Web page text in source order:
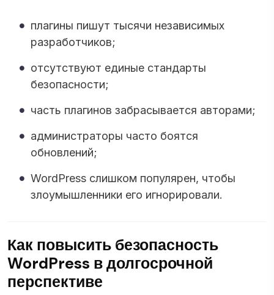
плагины пишут тысячи независимых
разработчиков;
отсутствуют единые стандарты
безопасности;
часть плагинов забрасывается авторами;
администраторы часто боятся
обновлений;
WordPress слишком популярен, чтобы
злоумышленники его игнорировали.
Как повысить безопасность
WordPress в долгосрочной
перспективе